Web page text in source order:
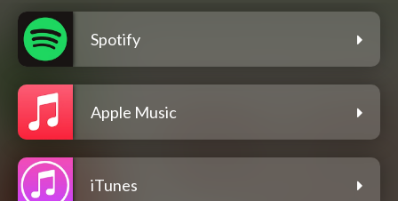
Spotify
Apple Music
iTunes